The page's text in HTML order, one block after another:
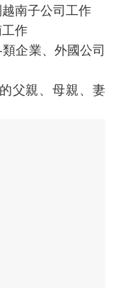
南子公司工作
作
企業、外國公司
父親、母親、妻